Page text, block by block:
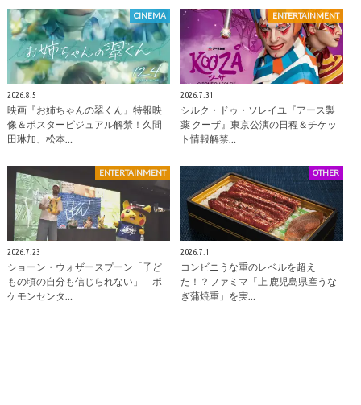
CINEMA
2026.8.5
映画『お姉ちゃんの翠くん』特報映
像＆ポスタービジュアル解禁！久間
田琳加、松本…
ENTERTAINMENT
2026.7.31
シルク・ドゥ・ソレイユ『アース製
薬 クーザ』東京公演の日程＆チケッ
ト情報解禁…
ENTERTAINMENT
2026.7.23
ショーン・ウォザースプーン「子ど
もの頃の自分も信じられない」 ポ
ケモンセンタ…
OTHER
2026.7.1
コンビニうな重のレベルを超え
た！？ファミマ「上 鹿児島県産うな
ぎ蒲焼重」を実…